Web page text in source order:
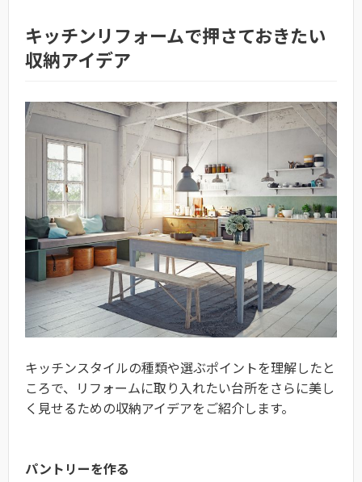
キッチンリフォームで押さておきたい
収納アイデア
キッチンスタイルの種類や選ぶポイントを理解したと
ころで、リフォームに取り入れたい台所をさらに美し
く見せるための収納アイデアをご紹介します。
パントリーを作る